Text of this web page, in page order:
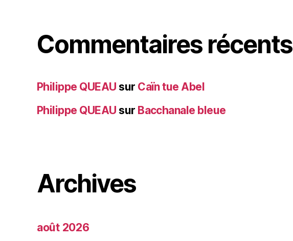
Commentaires récents
Philippe QUEAU sur Caïn tue Abel
Philippe QUEAU sur Bacchanale bleue
Archives
août 2026